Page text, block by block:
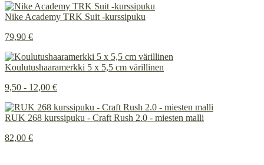
Nike Academy TRK Suit -kurssipuku
79,90 €
Koulutushaaramerkki 5 x 5,5 cm värillinen
9,50 - 12,00 €
RUK 268 kurssipuku - Craft Rush 2.0 - miesten malli
82,00 €